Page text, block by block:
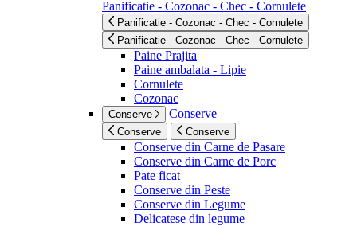
Panificatie - Cozonac - Chec - Cornulete
Panificatie - Cozonac - Chec - Cornulete
Panificatie - Cozonac - Chec - Cornulete
Paine Prajita
Paine ambalata - Lipie
Cornulete
Cozonac
Conserve Conserve
Conserve Conserve
Conserve din Carne de Pasare
Conserve din Carne de Porc
Pate ficat
Conserve din Peste
Conserve din Legume
Delicatese din legume